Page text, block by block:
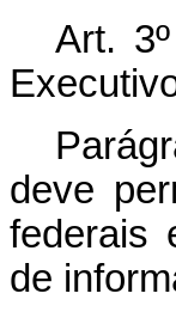
Art.
deve
federais
de